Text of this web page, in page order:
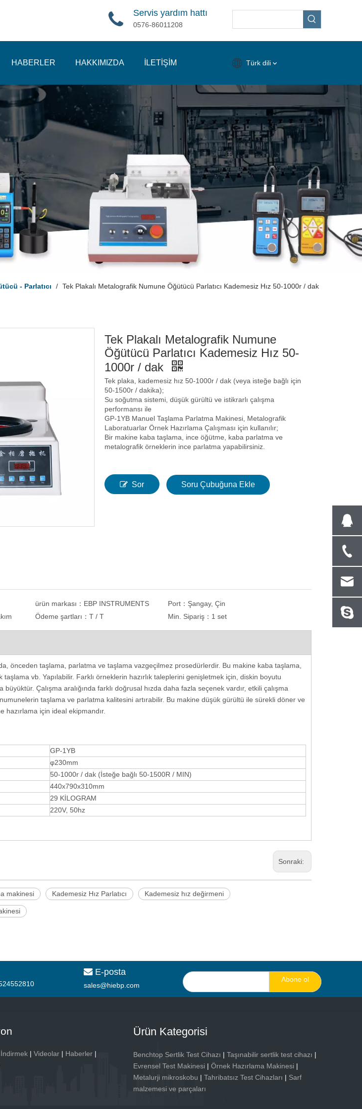
Servis yardım hattı
0576-86011208
HABERLER HAKKIMIZDA İLETİŞİM Türk dili
- Parlatıcı / Tek Plakalı Metalografik Numune Öğütücü Parlatıcı Kademesiz Hız 50-1000r / dak
Öğütücü Parlatıcı Kademesiz Hız 50-
1000r / dak
Video Ölçüm Mikroskobu
Tek Plakalı Metalografik Numune
Öğütücü Parlatıcı Kademesiz Hız 50-
1000r / dak
Tek plaka, kademesiz hız 50-1000r / dak (veya isteğe bağlı için
50-1500r / dakika);
Su soğutma sistemi, düşük gürültü ve istikrarlı çalışma
performansı ile
GP-1YB Manuel Taşlama Parlatma Makinesi, Metalografik
Laboratuarlar Örnek Hazırlama Çalışması için kullanılır;
Bir makine kaba taşlama, ince öğütme, kaba parlatma ve
metalografik örneklerin ince parlatma yapabilirsiniz.
Sor Soru Çubuğuna Ekle
ürün markası： EBP INSTRUMENTS Port： Şangay, Çin
Ödeme şartları：T / T Min. Sipariş： 1 set
önceden taşlama, parlatma ve taşlama vazgeçilmez prosedürlerdir. Bu makine kaba taşlama,
vb. Yapılabilir. Farklı örneklerin hazırlık taleplerini genişletmek için, diskin boyutu
Çalışma aralığında farklı doğrusal hızda daha fazla seçenek vardır, etkili çalışma
numunelerin taşlama ve parlatma kalitesini artırabilir. Bu makine düşük gürültü ile sürekli döner ve
için ideal ekipmandır.
GP-1YB
φ230mm
50-1000r / dak (İsteğe bağlı 50-1500R / MIN)
440x790x310mm
29 KİLOGRAM
220V, 50hz
Sonraki:
makinesi Kademesiz Hız Parlatıcı Kademesiz hız değirmeni
 E-posta
sales@hiebp.com
Abone ol
İndirmek | Videolar | Haberler |
Ürün Kategorisi
Benchtop Sertlik Test Cihazı | Taşınabilir sertlik test cihazı |
Evrensel Test Makinesi | Örnek Hazırlama Makinesi |
Metalurji mikroskobu | Tahribatsız Test Cihazları | Sarf
malzemesi ve parçaları